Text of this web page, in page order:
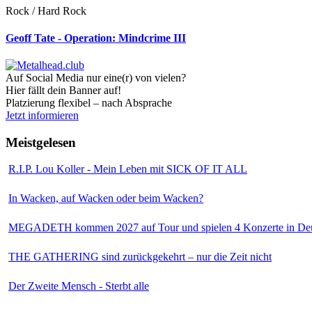
Rock / Hard Rock
Geoff Tate - Operation: Mindcrime III
Auf Social Media nur eine(r) von vielen?
Hier fällt dein Banner auf!
Platzierung flexibel – nach Absprache
Jetzt informieren
Meistgelesen
R.I.P. Lou Koller - Mein Leben mit SICK OF IT ALL
In Wacken, auf Wacken oder beim Wacken?
MEGADETH kommen 2027 auf Tour und spielen 4 Konzerte in
THE GATHERING sind zurückgekehrt – nur die Zeit nicht
Der Zweite Mensch - Sterbt alle